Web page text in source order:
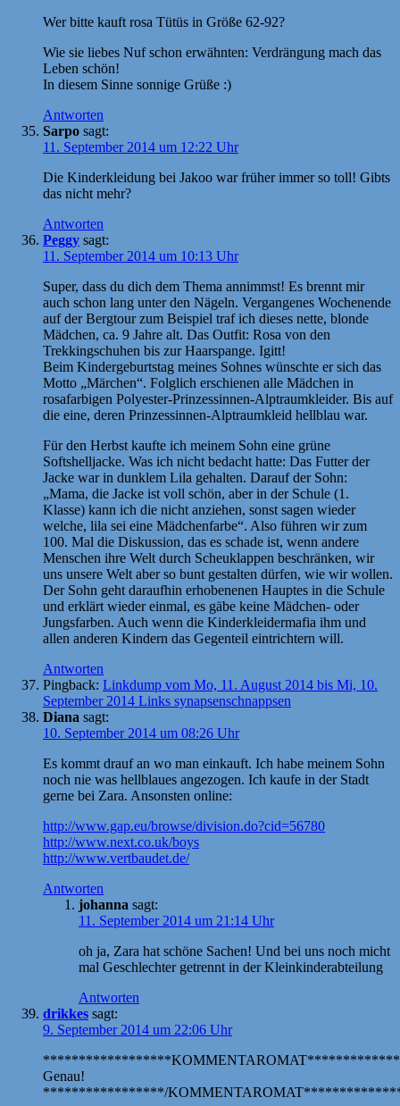
Wer bitte kauft rosa Tütüs in Größe 62-92?
Wie sie liebes Nuf schon erwähnten: Verdrängung mach das
Leben schön!
In diesem Sinne sonnige Grüße :)
Antworten
Sarpo sagt:
11. September 2014 um 12:22 Uhr
Die Kinderkleidung bei Jakoo war früher immer so toll! Gibts
das nicht mehr?
Antworten
Peggy sagt:
11. September 2014 um 10:13 Uhr
Super, dass du dich dem Thema annimmst! Es brennt mir
auch schon lang unter den Nägeln. Vergangenes Wochenende
auf der Bergtour zum Beispiel traf ich dieses nette, blonde
Mädchen, ca. 9 Jahre alt. Das Outfit: Rosa von den
Trekkingschuhen bis zur Haarspange. Igitt!
Beim Kindergeburtstag meines Sohnes wünschte er sich das
Motto „Märchen“. Folglich erschienen alle Mädchen in
rosafarbigen Polyester-Prinzessinnen-Alptraumkleider. Bis auf
die eine, deren Prinzessinnen-Alptraumkleid hellblau war.
Für den Herbst kaufte ich meinem Sohn eine grüne
Softshelljacke. Was ich nicht bedacht hatte: Das Futter der
Jacke war in dunklem Lila gehalten. Darauf der Sohn:
„Mama, die Jacke ist voll schön, aber in der Schule (1.
Klasse) kann ich die nicht anziehen, sonst sagen wieder
welche, lila sei eine Mädchenfarbe“. Also führen wir zum
100. Mal die Diskussion, das es schade ist, wenn andere
Menschen ihre Welt durch Scheuklappen beschränken, wir
uns unsere Welt aber so bunt gestalten dürfen, wie wir wollen.
Der Sohn geht daraufhin erhobenenen Hauptes in die Schule
und erklärt wieder einmal, es gäbe keine Mädchen- oder
Jungsfarben. Auch wenn die Kinderkleidermafia ihm und
allen anderen Kindern das Gegenteil eintrichtern will.
Antworten
Pingback: Linkdump vom Mo, 11. August 2014 bis Mi, 10.
September 2014 Links synapsenschnappsen
Diana sagt:
10. September 2014 um 08:26 Uhr
Es kommt drauf an wo man einkauft. Ich habe meinem Sohn
noch nie was hellblaues angezogen. Ich kaufe in der Stadt
gerne bei Zara. Ansonsten online:
http://www.gap.eu/browse/division.do?cid=56780
http://www.next.co.uk/boys
http://www.vertbaudet.de/
Antworten
johanna sagt:
11. September 2014 um 21:14 Uhr
oh ja, Zara hat schöne Sachen! Und bei uns noch micht
mal Geschlechter getrennt in der Kleinkinderabteilung
Antworten
drikkes sagt:
9. September 2014 um 22:06 Uhr
Genau!
*****************/